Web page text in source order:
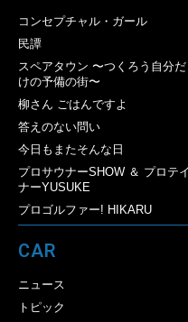
コンセプチャル・ガール
民譚
スペアタウン 〜つくろう自分だ
けの予備の街〜
柳さん ごはんですよ
答えのない問い
今日もまたそんな日
プロサウナーSHOW ＆ プロテイ
ナーYUSUKE
プロゴルファー! HIKARU
CAR
ニュース
トピック